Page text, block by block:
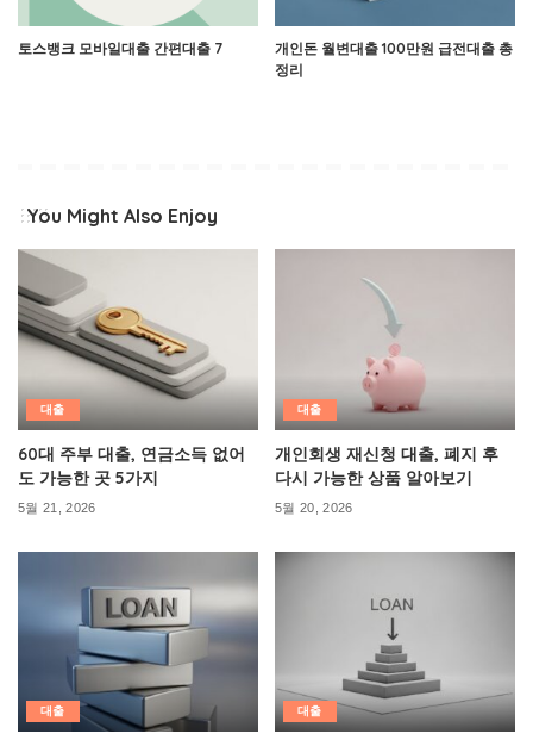
토스뱅크 모바일대출 간편대출 7
개인돈 월변대출 100만원 급전대출 총
정리
You Might Also Enjoy
대출
60대 주부 대출, 연금소득 없어
도 가능한 곳 5가지
5월 21, 2026
대출
개인회생 재신청 대출, 폐지 후
다시 가능한 상품 알아보기
5월 20, 2026
대출 대출